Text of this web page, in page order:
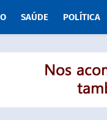
SAÚDE POLÍTICA